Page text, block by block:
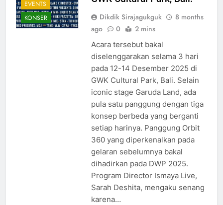
EVENTS
KONSER
Dikdik Sirajagukguk
8 months
ago
0 2 mins
Acara tersebut bakal
diselenggarakan selama 3 hari
pada 12-14 Desember 2025 di
GWK Cultural Park, Bali. Selain
iconic stage Garuda Land, ada
pula satu panggung dengan tiga
konsep berbeda yang berganti
setiap harinya. Panggung Orbit
360 yang diperkenalkan pada
gelaran sebelumnya bakal
dihadirkan pada DWP 2025.
Program Director Ismaya Live,
Sarah Deshita, mengaku senang
karena…